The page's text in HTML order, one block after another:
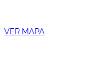
VER MAPA